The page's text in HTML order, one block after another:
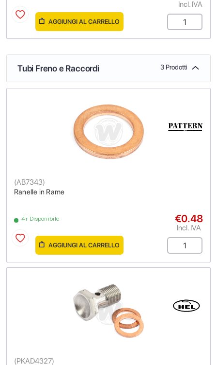
Incl. IVA
AGGIUNGI AL CARRELLO
Tubi Freno e Raccordi 3 Prodotti
Ranelle in Rame
(AB7343)
4+ Disponibile €0.48
Incl. IVA
AGGIUNGI AL CARRELLO
(PKAD4327)